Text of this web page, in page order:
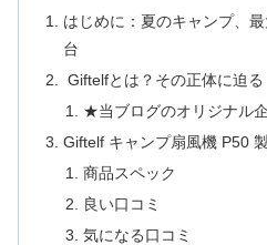
はじめに：夏のキャンプ、
台
Giftelfとは？その正体に迫る
★当ブログのオリジナル
Giftelf キャンプ扇風機 P50
商品スペック
良い口コミ
気になる口コミ